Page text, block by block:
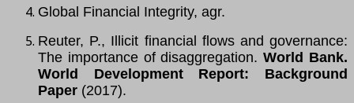
Global Financial Integrity, agr.
Reuter, P., Illicit financial flows and governance:
The importance of disaggregation.World Bank.
World Development Report: Background
Paper (2017).